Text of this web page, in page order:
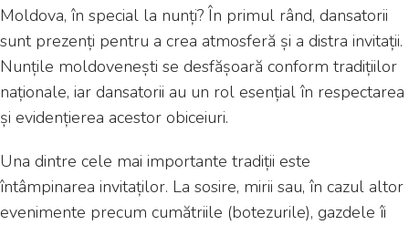
Moldova, în special la nunți? În primul rând, dansatorii
sunt prezenți pentru a crea atmosferă și a distra invitații.
Nunțile moldovenești se desfășoară conform tradițiilor
naționale, iar dansatorii au un rol esențial în respectarea
și evidențierea acestor obiceiuri.
Una dintre cele mai importante tradiții este
întâmpinarea invitaților. La sosire, mirii sau, în cazul altor
evenimente precum cumătriile (botezurile), gazdele îi